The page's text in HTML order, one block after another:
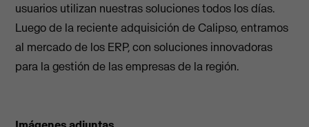
usuarios utilizan nuestras soluciones todos los días.
Luego de la reciente adquisición de Calipso, entramos
al mercado de los ERP, con soluciones innovadoras
para la gestión de las empresas de la región.